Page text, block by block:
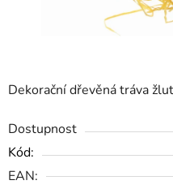
Dekorační dřevěná tráva
Dostupnost
Kód:
EAN: